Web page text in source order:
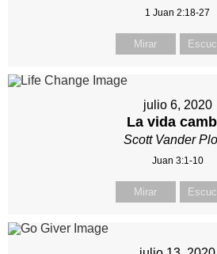
1 Juan 2:18-27
Mirar
julio 6, 2020
La vida
Scott Vander
Juan 3:1-10
Mirar